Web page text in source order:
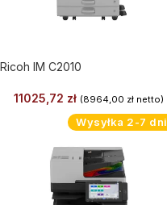
Ricoh IM C2010
11025,72 zł (8964,00 złnetto)
Wysyłka 2-7 dni